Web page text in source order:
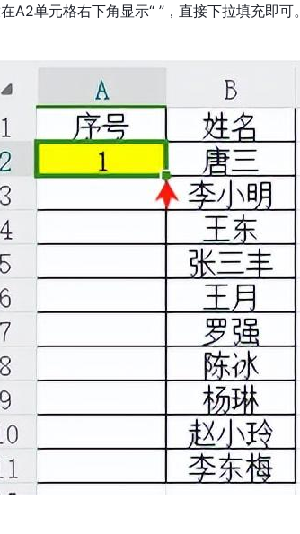
A2单元格右下角显示“ ”，直接下拉填充即可。